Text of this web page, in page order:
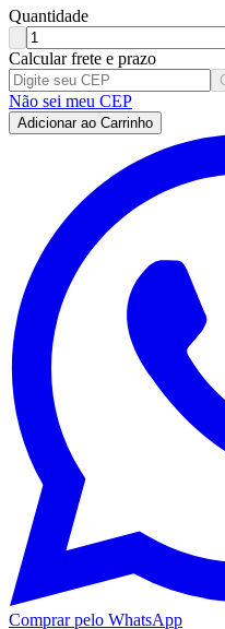
Quantidade
Calcular frete e prazo
Não sei meu CEP
Adicionar ao Carrinho
Comprar pelo WhatsApp